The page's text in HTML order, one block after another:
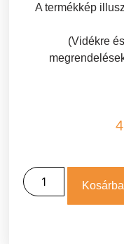
A termékkép
(Vidékre